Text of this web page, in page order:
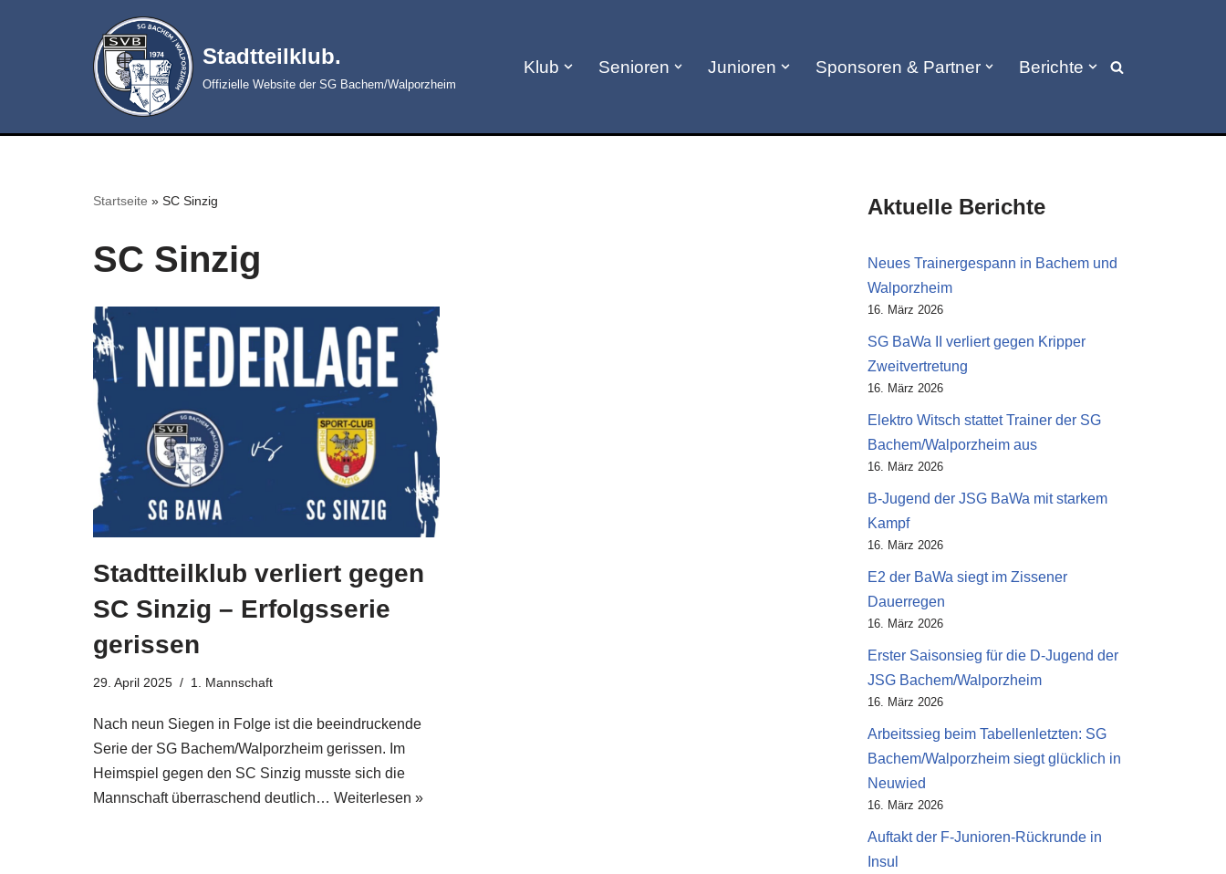
Stadtteilklub.
Offizielle Website der SG Bachem/Walporzheim
Klub Senioren Junioren Sponsoren & Partner Berichte
Startseite » SC Sinzig
SC Sinzig
Stadtteilklub verliert gegen
SC Sinzig – Erfolgsserie
gerissen
29. April 2025 1. Mannschaft
Nach neun Siegen in Folge ist die beeindruckende
Serie der SG Bachem/Walporzheim gerissen. Im
Heimspiel gegen den SC Sinzig musste sich die
Mannschaft überraschend deutlich… Weiterlesen »
Aktuelle Berichte
Neues Trainergespann in Bachem und
Walporzheim
16. März 2026
SG BaWa II verliert gegen Kripper
Zweitvertretung
16. März 2026
Elektro Witsch stattet Trainer der SG
Bachem/Walporzheim aus
16. März 2026
B-Jugend der JSG BaWa mit starkem
Kampf
16. März 2026
E2 der BaWa siegt im Zissener
Dauerregen
16. März 2026
Erster Saisonsieg für die D-Jugend der
JSG Bachem/Walporzheim
16. März 2026
Arbeitssieg beim Tabellenletzten: SG
Bachem/Walporzheim siegt glücklich in
Neuwied
16. März 2026
Auftakt der F-Junioren-Rückrunde in
Insul